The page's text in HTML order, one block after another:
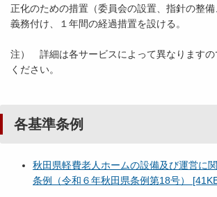
正化のための措置（委員会の設置、指針の整
義務付け、１年間の経過措置を設ける。
注） 詳細は各サービスによって異なりますの
ください。
各基準条例
秋田県軽費老人ホームの設備及び運営に
条例（令和６年秋田県条例第18号）